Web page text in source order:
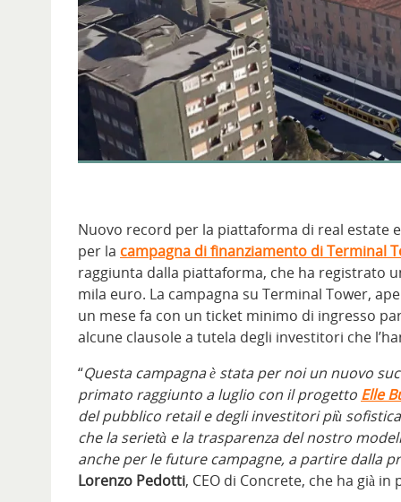
Nuovo record per la piattaforma di real estate
per la campagna di finanziamento diTerminal
raggiunta dalla piattaforma, che ha registrato
mila euro. La campagna su Terminal Tower,
un mese fa con un ticket minimo di ingresso
alcune clausole a tutela degli investitori che
“Questa campagna è stata per noi un nuovo
primato raggiunto a luglio con il progetto Elle
del pubblico retail e degli investitori più
che la serietà e la trasparenza del nostro
anche per le future campagne, a partire dalla
Lorenzo Pedotti, CEO di Concrete, che ha già